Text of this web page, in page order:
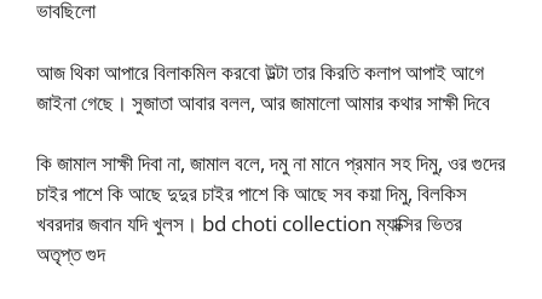
ভাবছিলো
আজ থিকা আপারে বিলাকমিল করবো উল্টা তার কিরতি কলাপ আপাই আগে
জাইনা গেছে। সুজাতা আবার বলল, আর জামালো আমার কথার সাক্ষী দিবে
কি জামাল সাক্ষী দিবা না, জামাল বলে, দমু না মানে প্রমান সহ দিমু, ওর গুদের
চাইর পাশে কি আছে দুদুর চাইর পাশে কি আছে সব কয়া দিমু, বিলকিস
খবরদার জবান যদি খুলস। bd choti collection ম্যাক্সির ভিতর
অতৃপ্ত গুদ